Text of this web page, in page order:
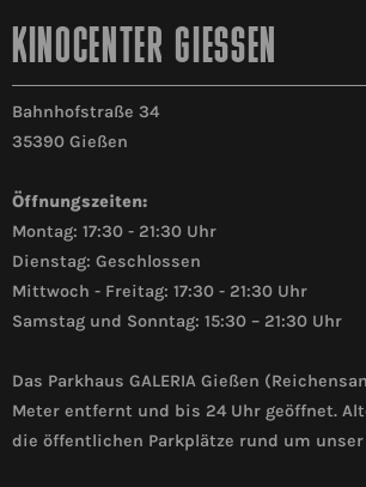
KINOCENTER GIESSEN
Bahnhofstraße 34
35390 Gießen
Öffnungszeiten:
Montag: 17:30 - 21:30 Uhr
Dienstag: Geschlossen
Mittwoch - Freitag: 17:30 - 21:30 Uhr
Samstag und Sonntag: 15:30 – 21:30 Uhr
Das Parkhaus GALERIA Gießen
Meter entfernt und bis 24 Uhr geöffnet.
die öffentlichen Parkplätze rund um unser